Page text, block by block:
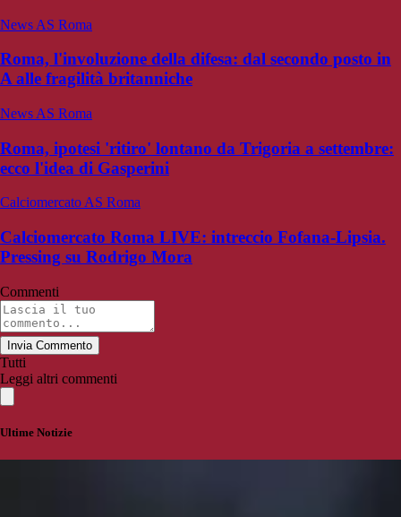
News AS Roma
Roma, l'involuzione della difesa: dal secondo posto in
A alle fragilità britanniche
News AS Roma
Roma, ipotesi 'ritiro' lontano da Trigoria a settembre:
ecco l'idea di Gasperini
Calciomercato AS Roma
Calciomercato Roma LIVE: intreccio Fofana-Lipsia.
Pressing su Rodrigo Mora
Commenti
Invia Commento
Tutti
Leggi altri commenti
Ultime Notizie